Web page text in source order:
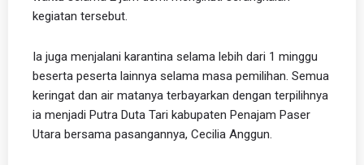
kegiatan tersebut.
Ia juga menjalani karantina selama lebih dari 1 minggu
beserta peserta lainnya selama masa pemilihan. Semua
keringat dan air matanya terbayarkan dengan terpilihnya
ia menjadi Putra Duta Tari kabupaten Penajam Paser
Utara bersama pasangannya, Cecilia Anggun.